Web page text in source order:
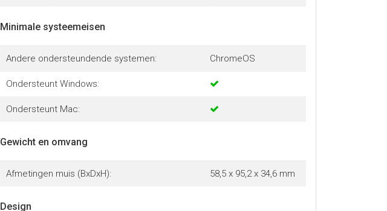
Minimale systeemeisen
Andere ondersteundende systemen: ChromeOS
Ondersteunt Windows:
Ondersteunt Mac:
Gewicht en omvang
Afmetingen muis (BxDxH): 58,5 x 95,2 x 34,6 mm
Design